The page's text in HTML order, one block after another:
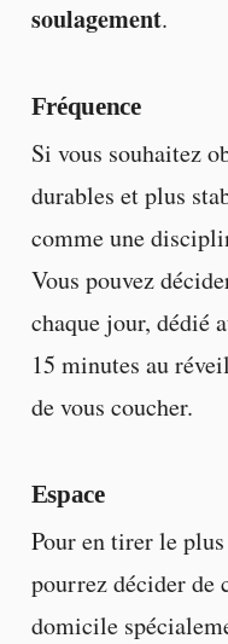
soulagement.
Fréquence
Si vous souhaitez
durables et plus
comme une
Vous pouvez
chaque jour, dédié
15 minutes au
de vous coucher.
Espace
Pour en tirer le
pourrez décider de
domicile